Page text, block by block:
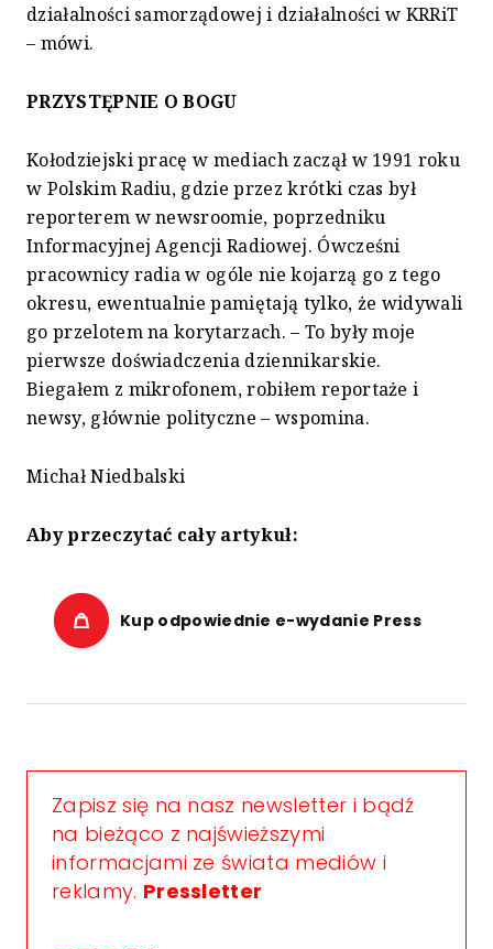
działalności samorządowej i działalności w KRRiT
– mówi.
PRZYSTĘPNIE O BOGU
Kołodziejski pracę w mediach zaczął w 1991 roku
w Polskim Radiu, gdzie przez krótki czas był
reporterem w newsroomie, poprzedniku
Informacyjnej Agencji Radiowej. Ówcześni
pracownicy radia w ogóle nie kojarzą go z tego
okresu, ewentualnie pamiętają tylko, że widywali
go przelotem na korytarzach. – To były moje
pierwsze doświadczenia dziennikarskie.
Biegałem z mikrofonem, robiłem reportaże i
newsy, głównie polityczne – wspomina.
Michał Niedbalski
Aby przeczytać cały artykuł:
Kup odpowiednie e-wydanie Press
Zapisz się na nasz newsletter i bądź
na bieżąco z najświeższymi
informacjami ze świata mediów i
reklamy. Pressletter